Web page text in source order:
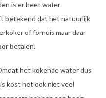
is er heet water
betekend dat het natuurlijk
of fornuis maar daar
betalen.
het kokende water dus
kost het ook niet veel